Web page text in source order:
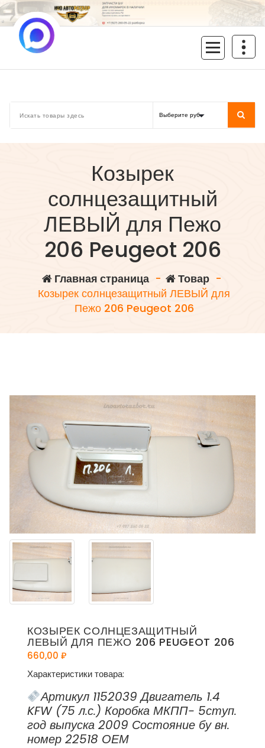
Перейти
к
содержимому
Козырек
солнцезащитный
ЛЕВЫЙ для Пежо
206 Peugeot 206
Главная страница- Товар-
Козырек солнцезащитный ЛЕВЫЙ для
Пежо 206 Peugeot 206
КОЗЫРЕК СОЛНЦЕЗАЩИТНЫЙ
ЛЕВЫЙ ДЛЯ ПЕЖО 206 PEUGEOT 206
660,00 ₽
Характеристики товара:
Артикул 1152039 Двигатель 1.4
KFW (75 л.с.) Коробка МКПП- 5ступ.
год выпуска 2009 Состояние бу вн.
номер 22518 ОЕМ